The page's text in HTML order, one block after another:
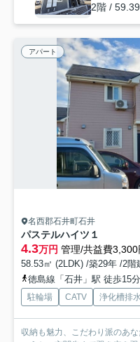
2階 /
アパート
名西郡石井町石井
パステルハイツ１
4.3万円 管理/共益費3,300
58.53㎡ (2LDK) /築29年 /2階
徳島線「石井」駅 徒歩15分
駐輪場 CATV 浄化槽排水
収納も魅力、こだわり派のあ